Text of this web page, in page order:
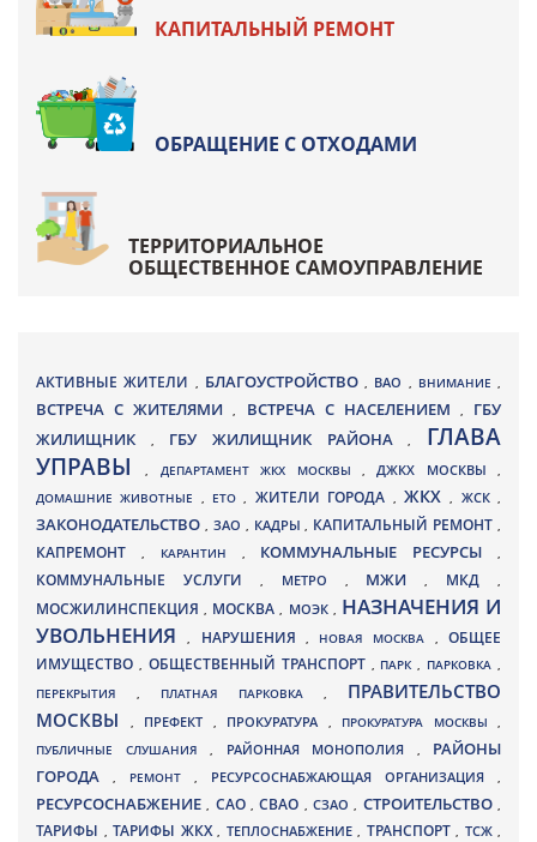
КАПИТАЛЬНЫЙ РЕМОНТ
ОБРАЩЕНИЕ С ОТХОДАМИ
ТЕРРИТОРИАЛЬНОЕ
ОБЩЕСТВЕННОЕ САМОУПРАВЛЕНИЕ
АКТИВНЫЕ ЖИТЕЛИ , БЛАГОУСТРОЙСТВО , ВАО , ВНИМАНИЕ ,
ВСТРЕЧА С ЖИТЕЛЯМИ, ВСТРЕЧА С НАСЕЛЕНИЕМ , ГБУ
ЖИЛИЩНИК
, ГБУ ЖИЛИЩНИК РАЙОНА, ГЛАВА
УПРАВЫ, ДЕПАРТАМЕНТ ЖКХ МОСКВЫ ,ДЖКХ МОСКВЫ ,
ДОМАШНИЕ ЖИВОТНЫЕ , ЕТО, ЖИТЕЛИ ГОРОДА , ЖКХ, ЖСК,
ЗАКОНОДАТЕЛЬСТВО , ЗАО , КАДРЫ, КАПИТАЛЬНЫЙ РЕМОНТ ,
КАПРЕМОНТ , КАРАНТИН , КОММУНАЛЬНЫЕ РЕСУРСЫ,
КОММУНАЛЬНЫЕ УСЛУГИ , МЕТРО , МЖИ, МКД ,
МОСЖИЛИНСПЕКЦИЯ, МОСКВА , МОЭК , НАЗНАЧЕНИЯ И
УВОЛЬНЕНИЯ, НАРУШЕНИЯ , НОВАЯ МОСКВА ,ОБЩЕЕ
ИМУЩЕСТВО , ОБЩЕСТВЕННЫЙ ТРАНСПОРТ , ПАРК, ПАРКОВКА ,
ПЕРЕКРЫТИЯ , ПЛАТНАЯ ПАРКОВКА , ПРАВИТЕЛЬСТВО
МОСКВЫ
, ПРЕФЕКТ , ПРОКУРАТУРА , ПРОКУРАТУРА МОСКВЫ ,
ПУБЛИЧНЫЕ СЛУШАНИЯ , РАЙОННАЯ МОНОПОЛИЯ , РАЙОНЫ
ГОРОДА
, РЕМОНТ , РЕСУРСОСНАБЖАЮЩАЯ ОРГАНИЗАЦИЯ ,
РЕСУРСОСНАБЖЕНИЕ, САО,СВАО ,СЗАО, СТРОИТЕЛЬСТВО,
ТАРИФЫ , ТАРИФЫ ЖКХ , ТЕПЛОСНАБЖЕНИЕ , ТРАНСПОРТ , ТСЖ ,